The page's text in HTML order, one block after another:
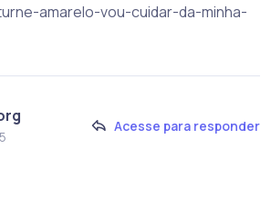
amarelo-vou-cuidar-da-minha-
Acesse para responder